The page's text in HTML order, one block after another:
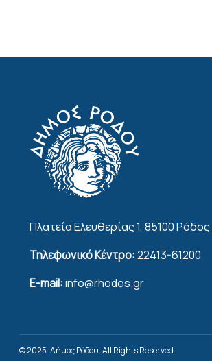
Πλατεία Ελευθερίας 1, 85100 Ρόδος
Τηλεφωνικό Κέντρο:22413-61200
E-mail:info@rhodes.gr
© 2025. Δήμος Ρόδου. All Rights Reserved.